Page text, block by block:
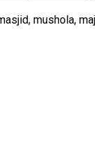
mushola,